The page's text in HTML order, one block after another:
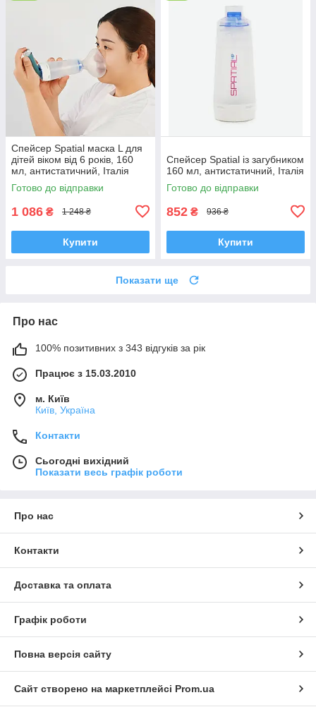
Спейсер Spatial маска L для
дітей віком від 6 років, 160
мл, антистатичний, Італія
Готово до відправки
1 086 ₴ 1 248 ₴
Купити
Спейсер Spatial із загубником
160 мл, антистатичний, Італія
Готово до відправки
852 ₴ 936 ₴
Купити
Показати ще
Про нас
100% позитивних з 343 відгуків за рік
Працює з 15.03.2010
м. Київ
Київ, Україна
Контакти
Сьогодні вихідний
Показати весь графік роботи
Про нас
Контакти
Доставка та оплата
Графік роботи
Повна версія сайту
Сайт створено на маркетплейсі Prom.ua